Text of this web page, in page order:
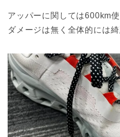
アッパーに関しては600km
ダメージは無く全体的には綺